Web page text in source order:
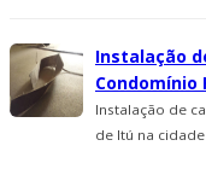
Instalação
Condomí­nio
Instalação de
de Itú na cidade